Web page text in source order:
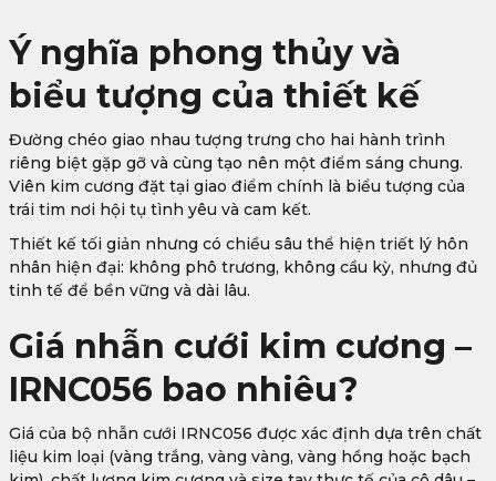
Ý nghĩa phong thủy và
biểu tượng của thiết kế
Đường chéo giao nhau tượng trưng cho hai hành trình
riêng biệt gặp gỡ và cùng tạo nên một điểm sáng chung.
Viên kim cương đặt tại giao điểm chính là biểu tượng của
trái tim nơi hội tụ tình yêu và cam kết.
Thiết kế tối giản nhưng có chiều sâu thể hiện triết lý hôn
nhân hiện đại: không phô trương, không cầu kỳ, nhưng đủ
tinh tế để bền vững và dài lâu.
Giá nhẫn cưới kim cương –
IRNC056 bao nhiêu?
Giá của bộ nhẫn cưới IRNC056 được xác định dựa trên chất
liệu kim loại (vàng trắng, vàng vàng, vàng hồng hoặc bạch